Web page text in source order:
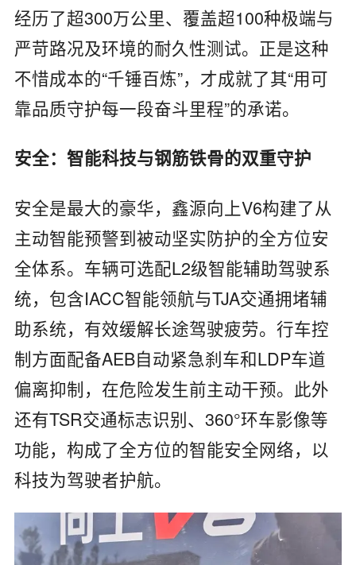
经历了‌超300万公里、覆盖超100种极端与
严苛路况及环境‌的耐久性测试。正是这种
不惜成本的“千锤百炼”，才成就了其“用可
靠品质守护每一段奋斗里程”的承诺。
‌安全：智能科技与钢筋铁骨的双重守护‌
安全是最大的豪华，鑫源向上V6构建了从
主动智能预警到被动坚实防护的全方位安
全体系。车辆可选配‌L2级‌智能辅助驾驶系
统‌，包含‌IACC智能领航‌与‌TJA交通拥堵辅
助‌系统，有效缓解长途驾驶疲劳。行车控
制方面配备‌AEB自动紧急刹车‌和‌LDP车道
偏离抑制‌，在危险发生前主动干预。此外
还有TSR交通标志识别、‌360°环车影像等
功能‌，构成了全方位的智能安全网络，以
科技为驾驶者护航。